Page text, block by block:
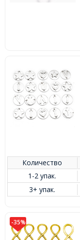
Количество
1-2 упак.
3+ упак.
-35%